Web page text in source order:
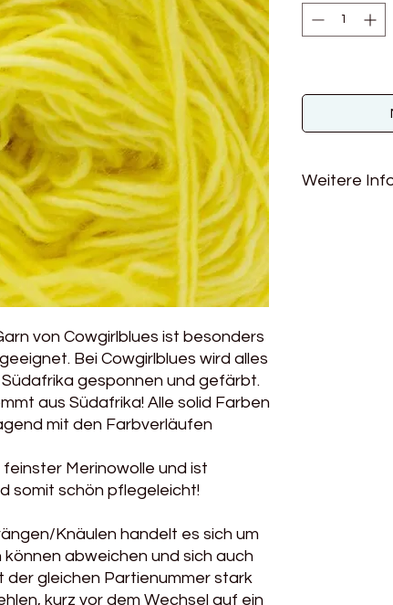
von Cowgirlblues ist besonders
Bei Cowgirlblues wird alles
gesponnen und gefärbt.
aus Südafrika! Alle solid Farben
mit den Farbverläufen
Merinowolle und ist
somit schön pflegeleicht!
Knäulen handelt es sich um
können abweichen und sich auch
der gleichen Partienummer stark
kurz vor dem Wechsel auf ein
Weitere